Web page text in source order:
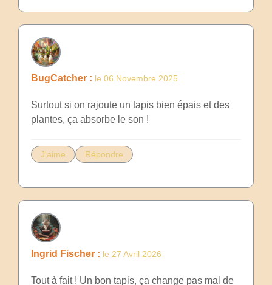
BugCatcher : le 06 Novembre 2025
Surtout si on rajoute un tapis bien épais et des
plantes, ça absorbe le son !
J'aime Répondre
Ingrid Fischer : le 27 Avril 2026
Tout à fait ! Un bon tapis, ça change pas mal de